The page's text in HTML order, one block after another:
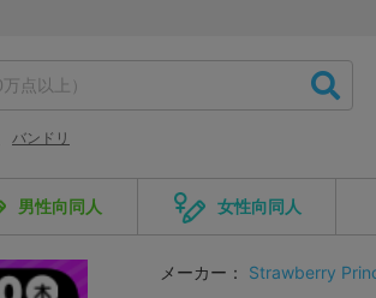
バンドリ
男性向同人 女性向同人
メーカー：
Strawberry